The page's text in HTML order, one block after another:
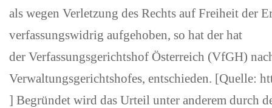
als wegen Verletzung des Rechts auf Freiheit der
verfassungswidrig aufgehoben, so hat der hat
der Verfassungsgerichtshof Österreich (VfGH)
Verwaltungsgerichtshofes, entschieden. [Quelle:
] Begründet wird das Urteil unter anderem durch